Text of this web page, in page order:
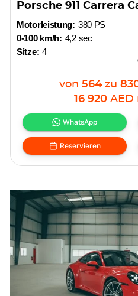
Porsche 911 Carrera
Motorleistung: 380 PS
0-100 km/h: 4,2 sec
Sitze: 4
von 564 zu
16 920 AED
WhatsApp
Reservieren